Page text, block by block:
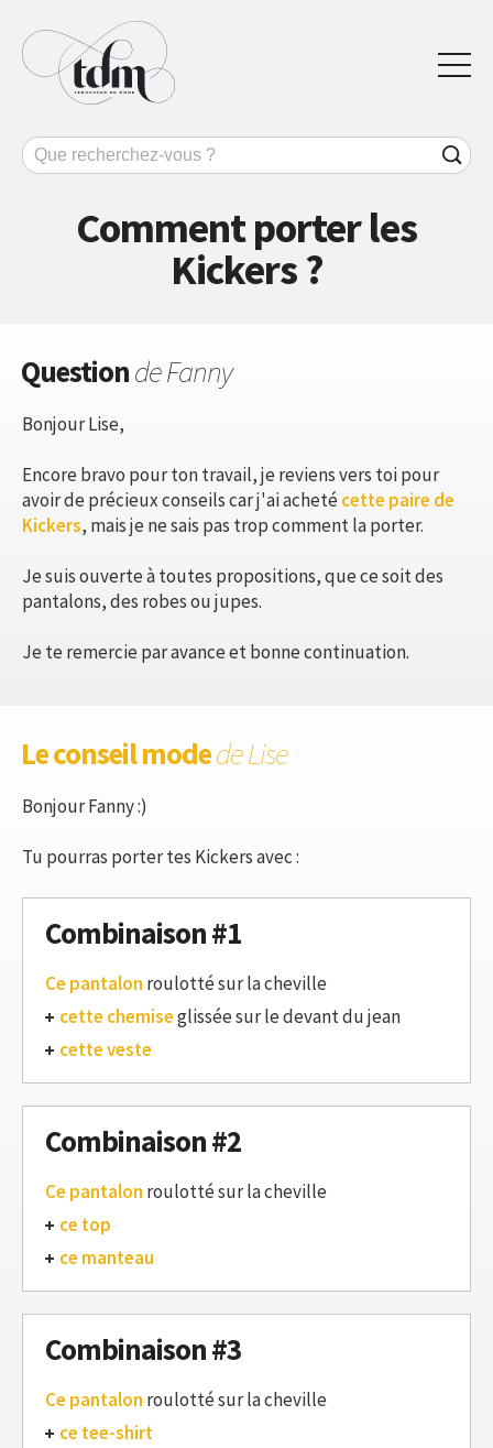
Comment porter les
Kickers ?
Questionde Fanny
Bonjour Lise,
Encore bravo pour ton travail, je reviens vers toi pour
avoir de précieux conseils car j'ai achetécette paire de
Kickers, mais je ne sais pas trop comment la porter.
Je suis ouverte à toutes propositions, que ce soit des
pantalons, des robes ou jupes.
Je te remercie par avance et bonne continuation.
Le conseil modede Lise
Bonjour Fanny :)
Tu pourras porter tes Kickers avec :
Combinaison #1
Ce pantalon roulotté sur la cheville
cette chemiseglissée sur le devant du jean
cette veste
Combinaison #2
Ce pantalon roulotté sur la cheville
ce top
ce manteau
Combinaison #3
Ce pantalon roulotté sur la cheville
ce tee-shirt